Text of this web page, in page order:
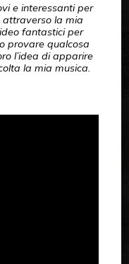
e interessanti per
attraverso la mia
fantastici per
provare qualcosa
l’idea di apparire
la mia musica.